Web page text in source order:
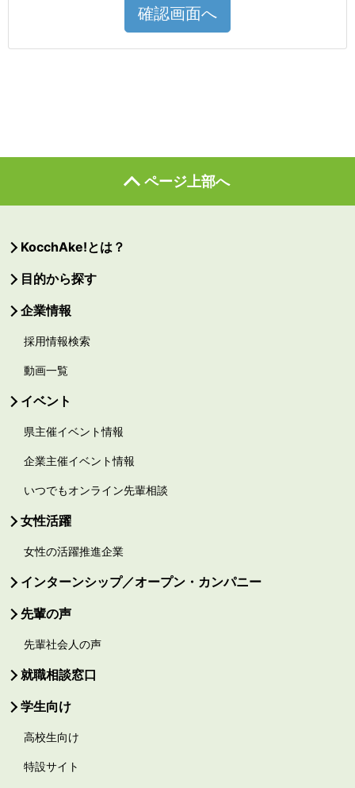
確認画面へ
ページ上部へ
KocchAke!とは？
目的から探す
企業情報
採用情報検索
動画一覧
イベント
県主催イベント情報
企業主催イベント情報
いつでもオンライン先輩相談
女性活躍
女性の活躍推進企業
インターンシップ／オープン・カンパニー
先輩の声
先輩社会人の声
就職相談窓口
学生向け
高校生向け
特設サイト